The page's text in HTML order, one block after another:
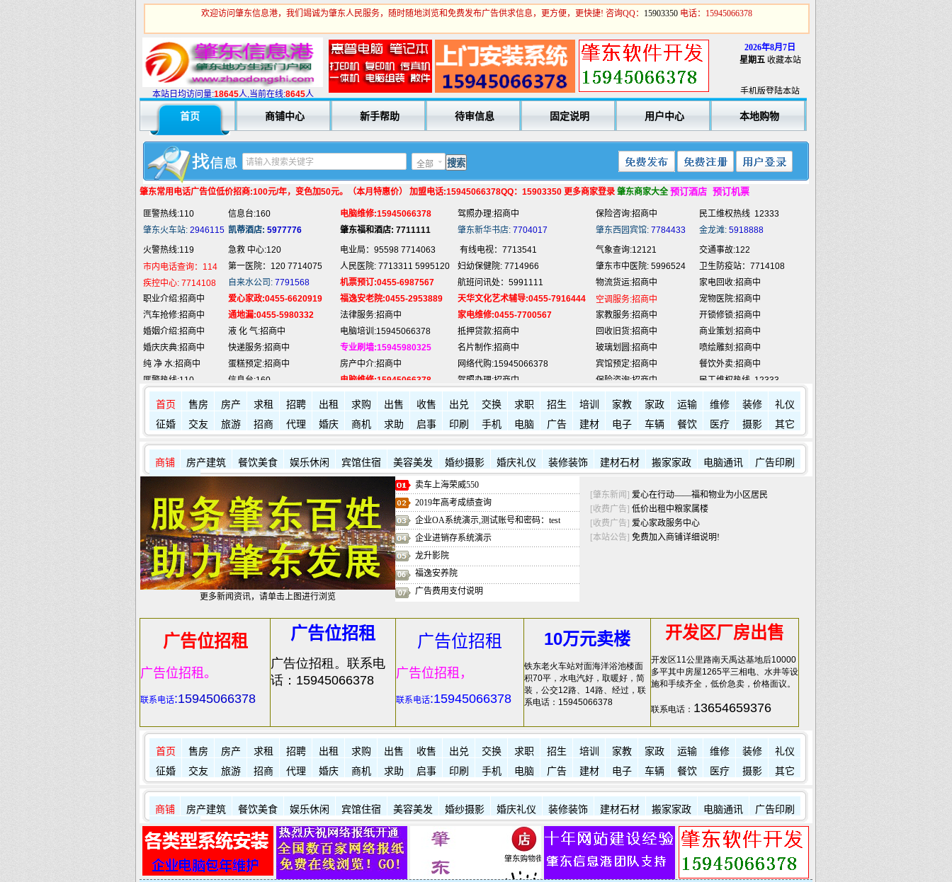
欢迎访问肇东信息港，我们竭诚为肇东人民服务，随时随地浏览和免费发布广告供求信息，更方便，更快捷! 咨询QQ： 15903350 电话：15945066378
本站日均访问量:18645人,当前在线:8645人
2026年8月7日
星期五 收藏本站
手机版登陆本站
首页 商铺中心 新手帮助 待审信息 固定说明 用户中心 本地购物
全部
肇东常用电话广告位低价招商:100元/年，变色加50元。（本月特惠价） 加盟电话:15945066378QQ：15903350 更多商家登录 肇东商家大全 预订酒店 预订机票
火警热线:119 急救 中心:120 电业局：95598 7714063 有线电视：7713541
交通事故:122
市内电话查询：114
第一医院：120 7714075 人民医院: 7713311 5995120 妇幼保健院: 7714966 肇东市中医院: 5996524
疾控中心:7714108 自来水公司:7791568 机票预订:0455-6987567 航班问讯处：5991111 物流货运:招商中
家电回收:招商中
职业介绍:招商中
爱心家政:0455-6620919 福逸安老院:0455-2953889 天华文化艺术辅导:0455-7916444 空调服务:招商中
宠物医院:招商中
汽车抢修:招商中
通地漏:0455-5980332 法律服务:招商中 家电维修:0455-7700567 家教服务:招商中
开锁修锁:招商中
婚姻介绍:招商中
婚庆庆典:招商中
快递服务:招商中 专业刷墙:15945980325 名片制作:招商中 玻璃划圆:招商中
喷绘雕刻:招商中
纯 净 水:招商中
蛋糕预定:招商中 房产中介:招商中 网络代购:15945066378 宾馆预定:招商中
餐饮外卖:招商中
匪警热线:110
信息台:160 电脑维修:15945066378 驾照办理:招商中 保险咨询:招商中 民工维权热线
肇东火车站:2946115 凯蒂酒店:5977776 肇东福和酒店: 7711111 肇东新华书店:7704017 肇东西园宾馆:7784433 金龙滩:5918888
火警热线:119
急救 中心:120 电业局：95598 7714063 有线电视：7713541 气象查询:12121
交通事故:122
市内电话查询：114
第一医院：120 7714075 人民医院: 7713311 5995120 妇幼保健院: 7714966 肇东市中医院: 5996524
卫生防疫站：7714108
疾控中心:7714108 自来水公司: 7791568 机票预订:0455-6987567 航班问讯处：5991111 物流货运:招商中
家电回收:招商中
职业介绍:招商中
爱心家政:0455-6620919 福逸安老院:0455-2953889 天华文化艺术辅导:0455-7916444 空调服务:招商中
宠物医院:招商中
汽车抢修:招商中
通地漏:0455-5980332 法律服务:招商中 家电维修:0455-7700567 家教服务:招商中
开锁修锁:招商中
婚姻介绍:招商中
液 化 气:招商中 电脑培训:15945066378 抵押贷款:招商中 回收旧货:招商中
商业策划:招商中
婚庆庆典:招商中
快递服务:招商中 专业刷墙:15945980325 名片制作:招商中 玻璃划圆:招商中
喷绘雕刻:招商中
纯 净 水:招商中
蛋糕预定:招商中 房产中介:招商中 网络代购:15945066378 宾馆预定:招商中
餐饮外卖:招商中
匪警热线:110
信息台:160 电脑维修:15945066378 驾照办理:招商中 保险咨询:招商中 民工维权热线12333
肇东火车站:2946115 凯蒂酒店:5977776 肇东福和酒店: 7711111 肇东新华书店:7704017 肇东西园宾馆:7784433 金龙滩:5918888
首页 售房 房产 求租 招聘 出租 求购 出售 收售 出兑 交换 求职 招生 培训 家教 家政 运输 维修 装修
礼仪
征婚
交友 旅游 招商 代理 婚庆 商机 求助 启事 印刷 手机 电脑 广告 建材 电子 车辆 餐饮 医疗 摄影 其它
商铺 房产建筑 餐饮美食 娱乐休闲 宾馆住宿 美容美发 婚纱摄影 婚庆礼仪 装修装饰 建材石材 搬家家政 电脑通讯
广告印刷
更多新闻资讯，请单击上图进行浏览
卖车上海荣威550
2019年高考成绩查询
企业OA系统演示,测试账号和密码：test
企业进销存系统演示
龙升影院
福逸安养院
广告费用支付说明
[肇东新闻] 爱心在行动——福和物业为小区居民发放蔬菜包
[收费广告] 低价出租中粮家属楼
[收费广告] 爱心家政服务中心
[本站公告] 免费加入商铺详细说明!
广告位招租
广告位招租。
联系电话:15945066378
广告位招租
广告位招租。联系电
话：15945066378
广告位招租
广告位招租，
联系电话:15945066378
10万元卖楼
铁东老火车站对面海洋浴池楼面
积70平，水电汽好，取暖好，简
装，公交12路、14路、经过，联
系电话：15945066378
开发区厂房出售
开发区11公里路南天禹达基地后10000
多平其中房屋1265平三相电、水井等设
施和手续齐全，低价急卖，价格面议。
联系电话： 13654659376
首页 售房 房产 求租 招聘 出租 求购 出售 收售 出兑 交换 求职 招生 培训 家教 家政 运输 维修 装修
礼仪
征婚
交友 旅游 招商 代理 婚庆 商机 求助 启事 印刷 手机 电脑 广告 建材 电子 车辆 餐饮 医疗 摄影 其它
商铺 房产建筑 餐饮美食 娱乐休闲 宾馆住宿 美容美发 婚纱摄影 婚庆礼仪 装修装饰 建材石材 搬家家政 电脑通讯
广告印刷
其它店铺